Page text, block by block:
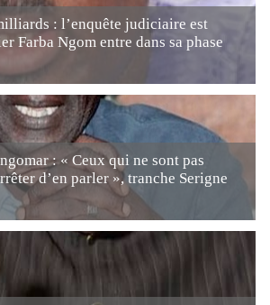
: l’enquête judiciaire est
Farba Ngom entre dans sa phase
: « Ceux qui ne sont pas
d’en parler », tranche Serigne